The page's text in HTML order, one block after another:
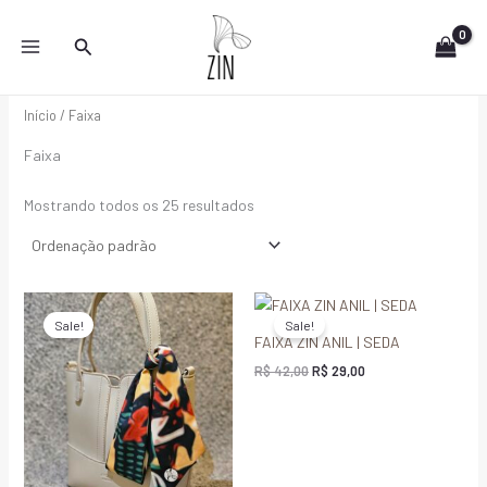
para
Pesquisar
Início / Faixa
Faixa
Mostrando todos os 25 resultados
Sale!
O
preço
original
era:
R$ 42,00.
O
preço
atual
é:
R$ 29,00.
Sale!
FAIXA ZIN ANIL | SEDA
R$42,00
O
original
era:
R$ 42,00.
R$ 29,00
preço
atual
é:
R$ 29,00.